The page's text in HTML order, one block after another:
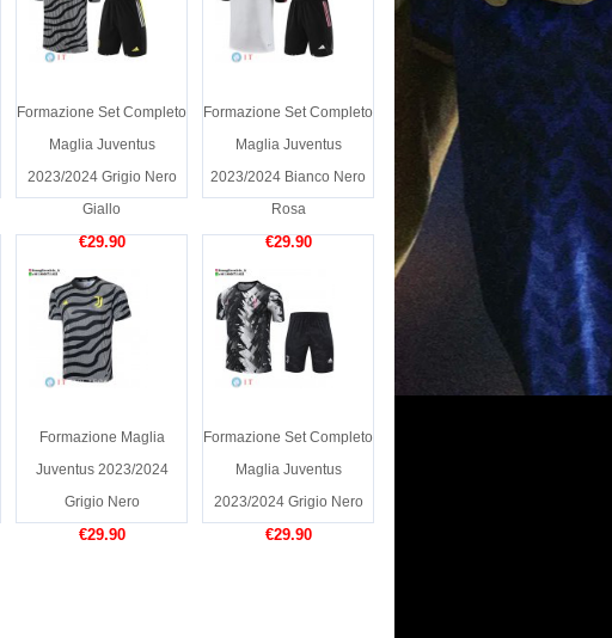
Formazione Set Completo
Maglia Juventus
2023/2024 Grigio Nero
Giallo
€29.90
Formazione Set Completo
Maglia Juventus
2023/2024 Bianco Nero
Rosa
€29.90
Formazione Maglia
Juventus 2023/2024
Grigio Nero
€29.90
Formazione Set Completo
Maglia Juventus
2023/2024 Grigio Nero
€29.90